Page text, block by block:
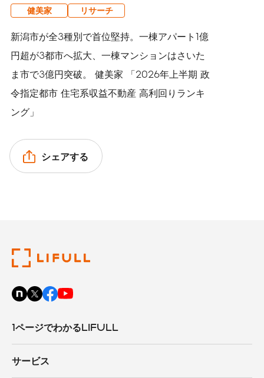
健美家 リサーチ
新潟市が全3種別で首位堅持。一棟アパート1億
円超が3都市へ拡大、一棟マンションはさいた
ま市で3億円突破。 健美家 「2026年上半期 政
令指定都市 住宅系収益不動産 高利回りランキ
ング」
シェアする
1ページでわかるLIFULL
サービス